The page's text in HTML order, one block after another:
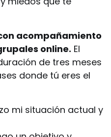
acompañamiento
online. El
de tres meses
donde tú eres el
mi situación actual y